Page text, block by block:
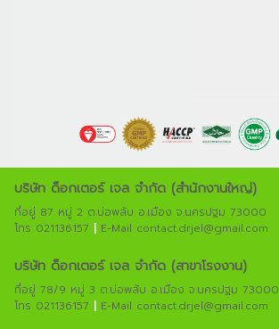
บริษัท ด็อกเตอร์ เจล จํากัด (สํานักงานใหญ่)
ที่อยู่ 87 หมู่ 2 ต.บ่อพลับ อ.เมือง จ.นครปฐม 73000
โทร 021136157 | E-Mail contact.drjel@gmail.com
บริษัท ด็อกเตอร์ เจล จํากัด (สาขาโรงงาน)
ที่อยู่ 78/9 หมู่ 3 ต.บ่อพลับ อ.เมือง จ.นครปฐม 73000
โทร 021136157 | E-Mail contact.drjel@gmail.com